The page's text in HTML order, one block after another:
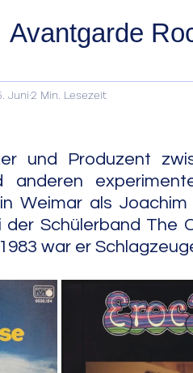
Avantgarde
Rock
Rock
Rock
Pop Jazz
Cool Jazz
Juni2 Min. Lesezeit
und Produzent
anderen
Weimar als
der Schülerband The
war er